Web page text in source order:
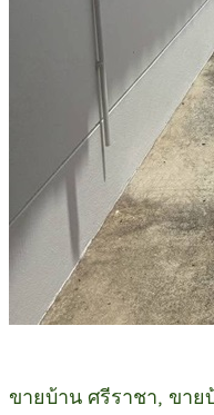
ขายบ้าน ศรีราชา, ขาย